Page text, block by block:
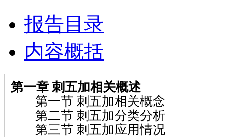
报告目录
内容概括
第一章 刺五加相关概述
第一节 刺五加相关概念
第二节 刺五加分类分析
第三节 刺五加应用情况